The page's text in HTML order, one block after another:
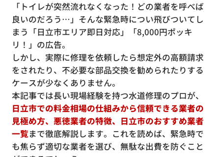
「トイレが突然流れなくなった！どの業者を呼べば
良いのだろう…」そんな緊急時につい飛びついてし
まう「日立市エリア即日対応」「8,000円ポッキ
リ！」の広告。
しかし、実際に修理を依頼したら想定外の高額請求
をされたり、不必要な部品交換を勧められたりする
ケースが少なくありません。
本記事では長い現場経験を持つ水道修理のプロが、
日立市での料金相場の仕組みから信頼できる業者の
見極め方、悪徳業者の特徴、日立市のおすすめ業者
一覧まで徹底解説します。これを読めば、緊急時で
も焦らず適切な業者を選び、無駄な出費を防ぐこと